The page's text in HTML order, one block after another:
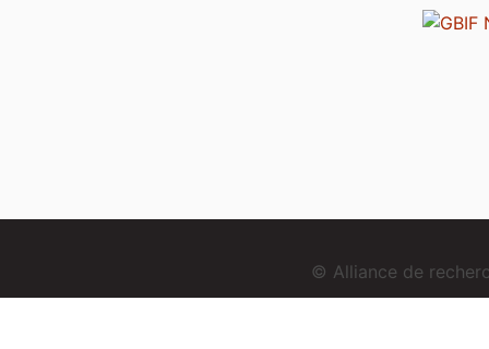
© Alliance de